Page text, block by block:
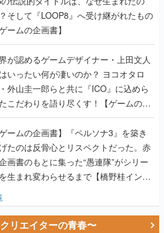
そして『LOOP8』へ受け継がれたもの
ゲームの企画書】
が認めるゲームデザイナー・上田文人
いったい何が凄いのか？ ヨコオタロ
外山圭一郎らと共に『ICO』に込めら
こだわりを語り尽くす！【ゲームの企
】
ゲームの企画書】『ペルソナ3』を築き
たのは反骨心とリスペクトだった。赤
画書のもとに集った“愚連隊”がシリー
生まれ変わらせるまで【橋野桂インタ
ー】
リエイターの青春〜